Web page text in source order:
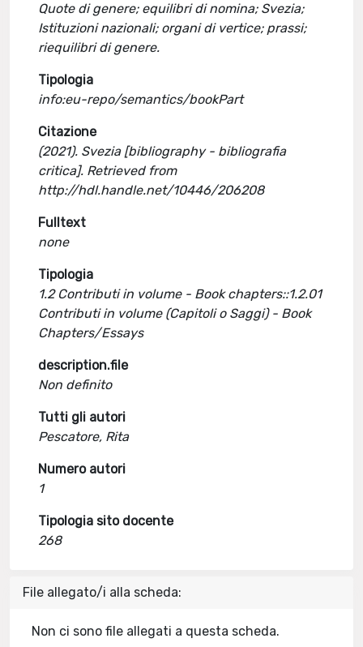
Quote di genere; equilibri di nomina; Svezia;
Istituzioni nazionali; organi di vertice; prassi;
riequilibri di genere.
Tipologia
info:eu-repo/semantics/bookPart
Citazione
(2021). Svezia [bibliography - bibliografia
critica]. Retrieved from
http://hdl.handle.net/10446/206208
Fulltext
none
Tipologia
1.2 Contributi in volume - Book chapters::1.2.01
Contributi in volume (Capitoli o Saggi) - Book
Chapters/Essays
description.file
Non definito
Tutti gli autori
Pescatore, Rita
Numero autori
1
Tipologia sito docente
268
File allegato/i alla scheda:
Non ci sono file allegati a questa scheda.